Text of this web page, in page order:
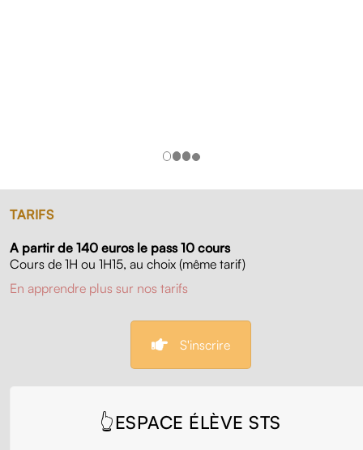
TARIFS
A partir de 140 euros le pass 10 cours
Cours de 1H ou 1H15, au choix (même tarif)
En apprendre plus sur nos tarifs
S'inscrire
👆ESPACE ÉLÈVE STS